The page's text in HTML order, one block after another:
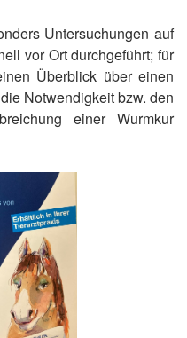
Untersuchungen auf
vor Ort durchgeführt; für
Überblick über einen
Notwendigkeit bzw. den
einer Wurmkur